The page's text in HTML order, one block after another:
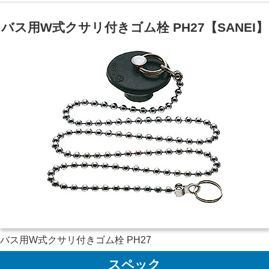
バス用W式クサリ付きゴム栓 PH27【SANEI】
バス用W式クサリ付きゴム栓 PH27
スペック